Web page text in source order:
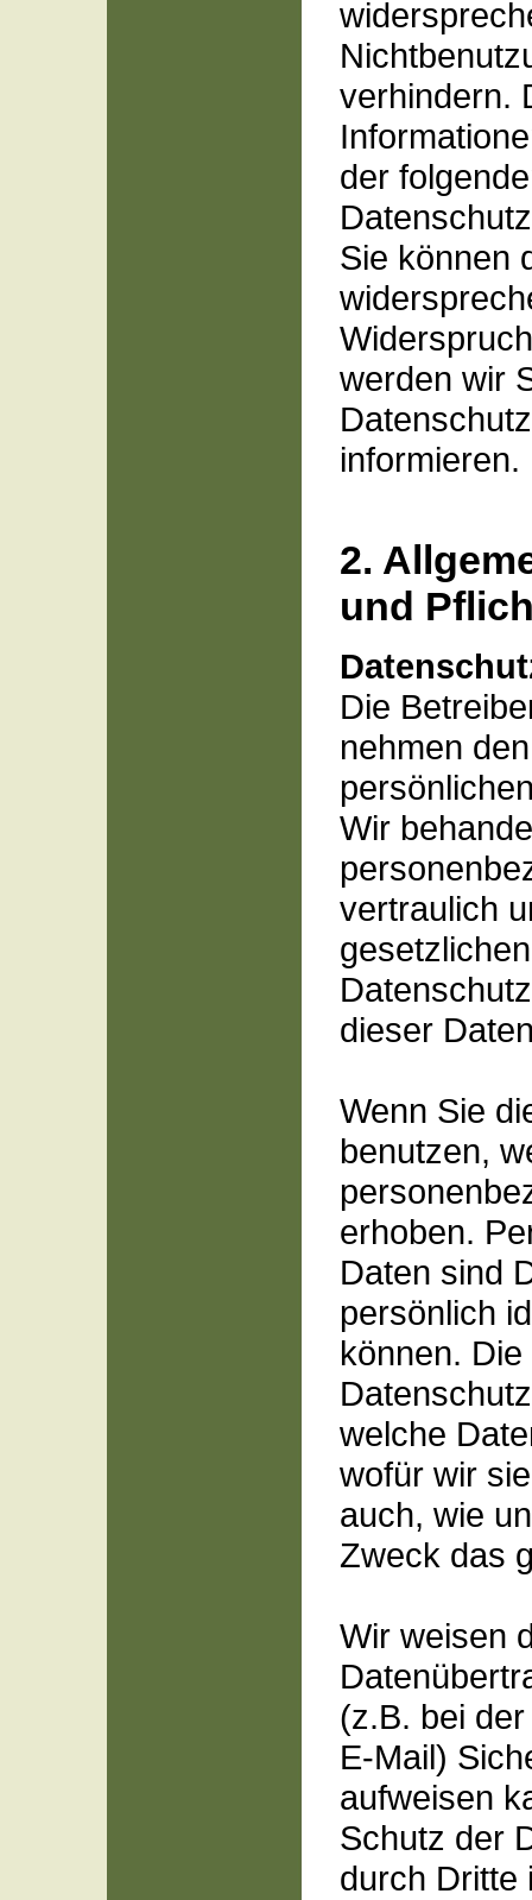
verhindern.
der
Sie können
werden wir
informieren.
2.
und
Die
nehmen
Wir
vertraulich
gesetzlichen
dieser
Wenn Sie
benutzen,
erhoben.
Daten sind
persönlich
können.
welche
wofür wir
auch, wie
Zweck das
Wir weisen
(z.B. bei
E-Mail)
aufweisen
Schutz der
durch Dritte